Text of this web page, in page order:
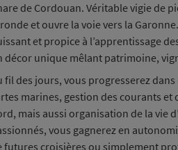
de Cordouan. Véritable vigie de
et ouvre la voie vers la
et propice à l’apprentissage
décor unique mêlant patrimoine,
fil des jours, vous progresserez
marines, gestion des courants et
mais aussi organisation de la vie
vous gagnerez en
futures croisières ou simplement